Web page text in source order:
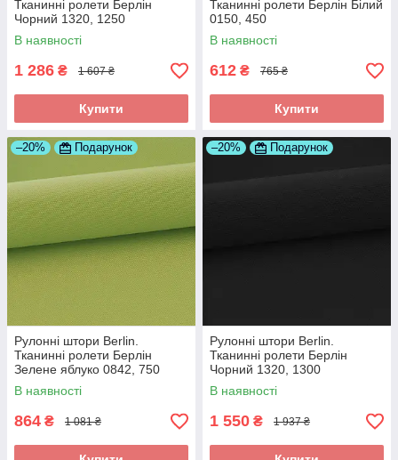
Тканинні ролети Берлін
Чорний 1320, 1250
В наявності
1 286 ₴ 1 607 ₴
Купити
Тканинні ролети Берлін Білий
0150, 450
В наявності
612 ₴ 765 ₴
Купити
–20% Подарунок
Рулонні штори Berlin.
Тканинні ролети Берлін
Зелене яблуко 0842, 750
В наявності
864 ₴ 1 081 ₴
–20% Подарунок
Рулонні штори Berlin.
Тканинні ролети Берлін
Чорний 1320, 1300
В наявності
1 550 ₴ 1 937 ₴